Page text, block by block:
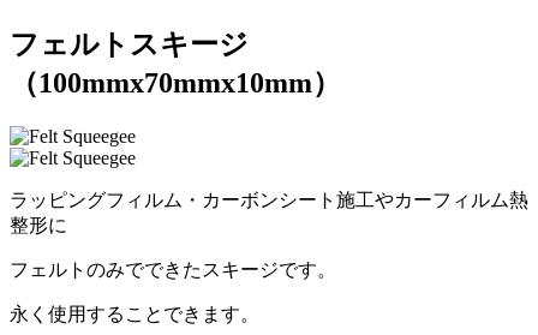
フェルトスキージ
（100mmx70mmx10mm）
ラッピングフィルム・カーボンシート施工やカーフィルム熱
整形に
フェルトのみでできたスキージです。
永く使用することできます。